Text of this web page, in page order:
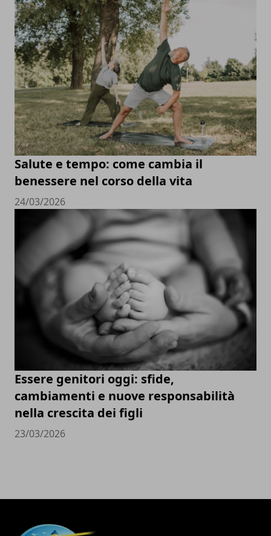
Salute e tempo: come cambia il
benessere nel corso della vita
24/03/2026
Essere genitori oggi: sfide,
cambiamenti e nuove responsabilità
nella crescita dei figli
23/03/2026